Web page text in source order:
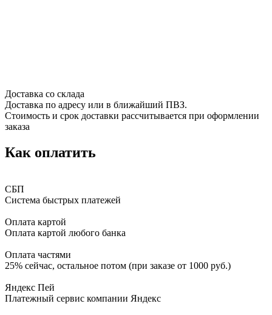
Доставка со склада
Доставка по адресу или в ближайший ПВЗ.
Стоимость и срок доставки рассчитывается при оформлении
заказа
Как оплатить
СБП
Система быстрых платежей
Оплата картой
Оплата картой любого банка
Оплата частями
25% сейчас, остальное потом (при заказе от 1000 руб.)
Яндекс Пей
Платежный сервис компании Яндекс